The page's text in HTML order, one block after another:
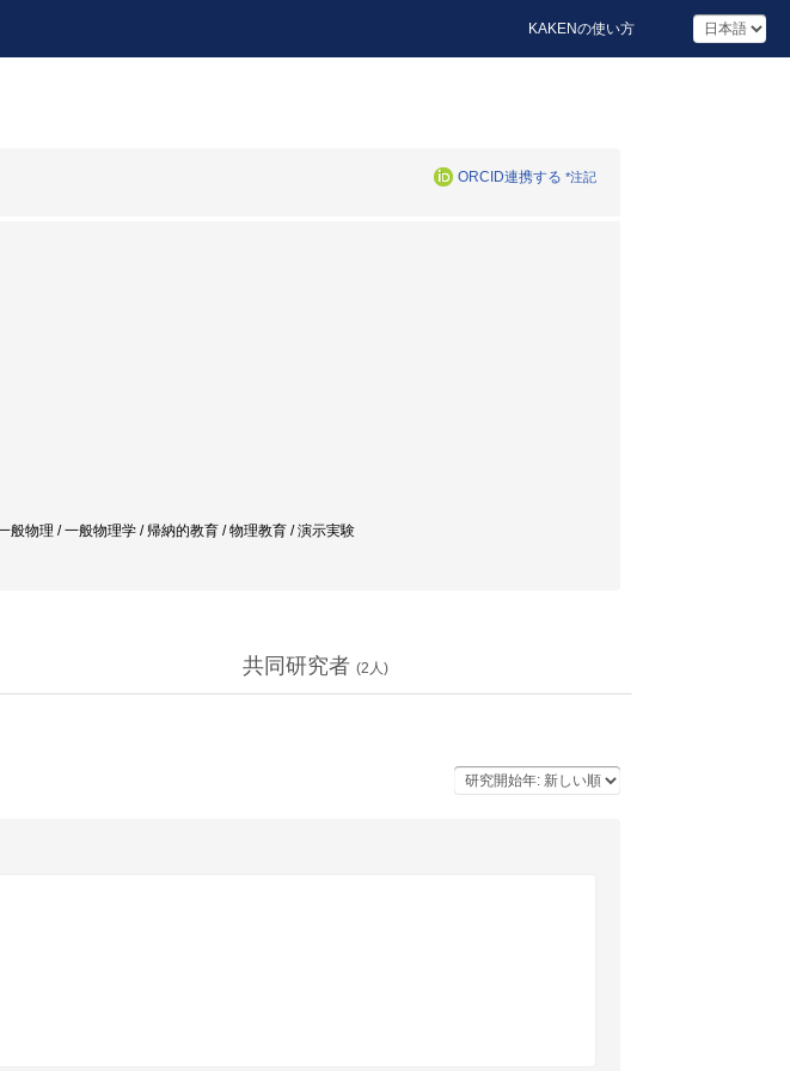
KAKENの使い方
ORCID連携する *注記
物理 / 一般物理学 / 帰納的教育 / 物理教育 / 演示実験
共同研究者 (2 人)